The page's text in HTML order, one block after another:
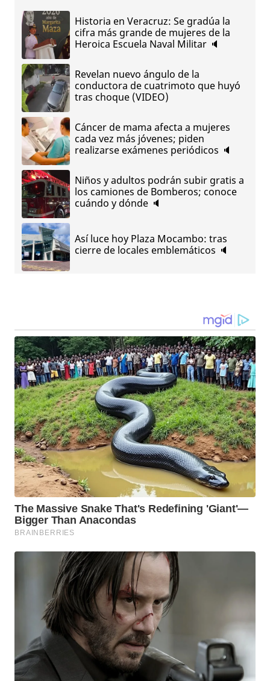
Historia en Veracruz: Se gradúa la
cifra más grande de mujeres de la
Heroica Escuela Naval Militar 🔈
Revelan nuevo ángulo de la
conductora de cuatrimoto que huyó
tras choque (VIDEO)
Cáncer de mama afecta a mujeres
cada vez más jóvenes; piden
realizarse exámenes periódicos 🔈
Niños y adultos podrán subir gratis a
los camiones de Bomberos; conoce
cuándo y dónde 🔈
Así luce hoy Plaza Mocambo: tras
cierre de locales emblemáticos 🔈